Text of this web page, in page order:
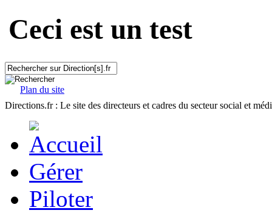
Ceci est un test
Plan du site
Directions.fr : Le site des directeurs et cadres du secteur social et
Gérer
Piloter